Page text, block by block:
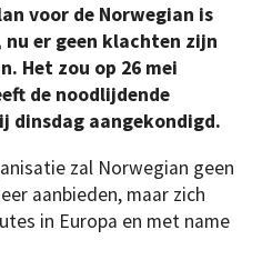
voor de Norwegian is
er geen klachten zijn
Het zou op 26 mei
de noodlijdende
aangekondigd.
zal Norwegian geen
aanbieden, maar zich
in Europa en met name